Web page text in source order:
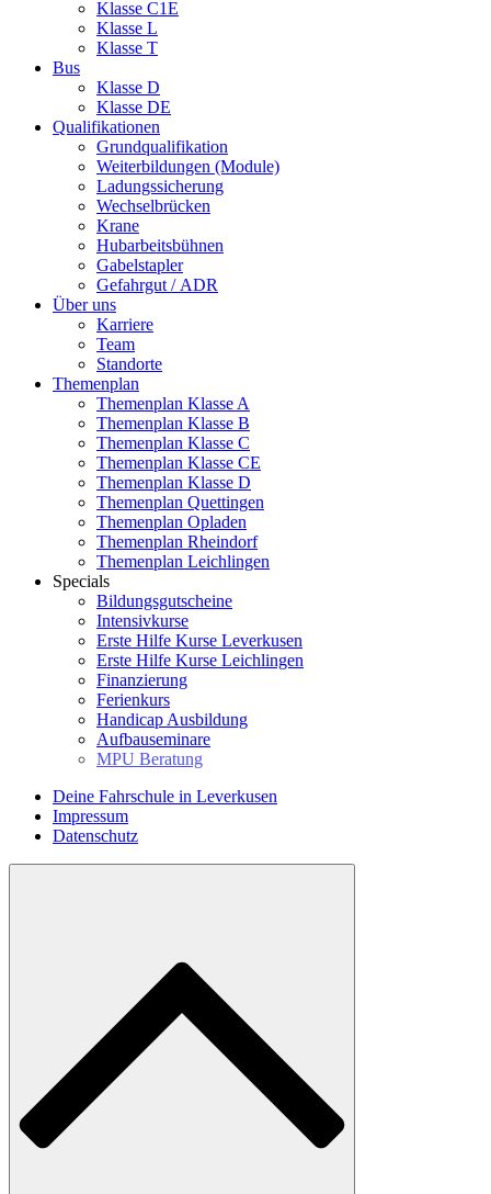
Klasse C1E
Klasse L
Klasse T
Bus
Klasse D
Klasse DE
Qualifikationen
Grundqualifikation
Weiterbildungen (Module)
Ladungssicherung
Wechselbrücken
Krane
Hubarbeitsbühnen
Gabelstapler
Gefahrgut / ADR
Über uns
Karriere
Team
Standorte
Themenplan
Themenplan Klasse A
Themenplan Klasse B
Themenplan Klasse C
Themenplan Klasse CE
Themenplan Klasse D
Themenplan Quettingen
Themenplan Opladen
Themenplan Rheindorf
Themenplan Leichlingen
Specials
Bildungsgutscheine
Intensivkurse
Erste Hilfe Kurse Leverkusen
Erste Hilfe Kurse Leichlingen
Finanzierung
Ferienkurs
Handicap Ausbildung
Aufbauseminare
MPU Beratung
Deine Fahrschule in Leverkusen
Impressum
Datenschutz